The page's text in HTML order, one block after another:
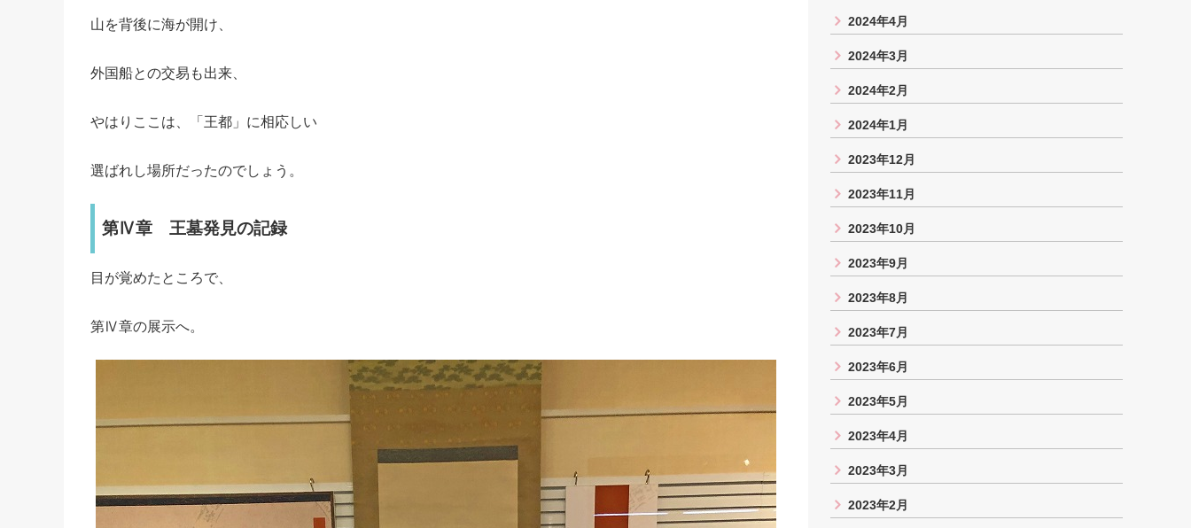
山を背後に海が開け、
外国船との交易も出来、
やはりここは、「王都」に相応しい
選ばれし場所だったのでしょう。
第Ⅳ章 王墓発見の記録
目が覚めたところで、
第Ⅳ章の展示へ。
2024年4月
2024年3月
2024年2月
2024年1月
2023年12月
2023年11月
2023年10月
2023年9月
2023年8月
2023年7月
2023年6月
2023年5月
2023年4月
2023年3月
2023年2月